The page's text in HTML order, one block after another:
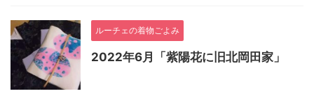
ルーチェの着物ごよみ
2022年6月「紫陽花に旧北岡田家」